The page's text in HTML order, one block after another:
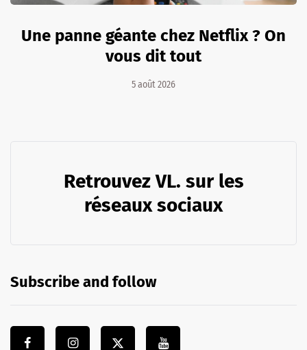
Une panne géante chez Netflix ? On
vous dit tout
5 août 2026
Retrouvez VL. sur les
réseaux sociaux
Subscribe and follow